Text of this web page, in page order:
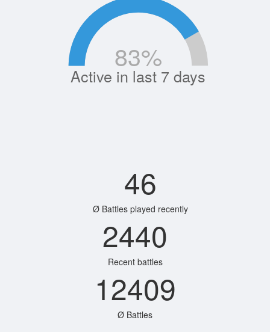
Active in last 7 days
83%
46
Ø Battles played recently
2440
Recent battles
12409
Ø Battles